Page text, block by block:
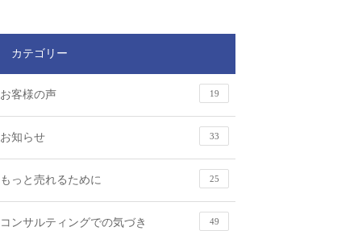
カテゴリー
お客様の声 19
お知らせ 33
もっと売れるために 25
コンサルティングでの気づき 49